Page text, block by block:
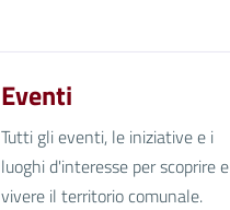
Eventi
Tutti gli eventi, le iniziative e i
luoghi d'interesse per scoprire e
vivere il territorio comunale.